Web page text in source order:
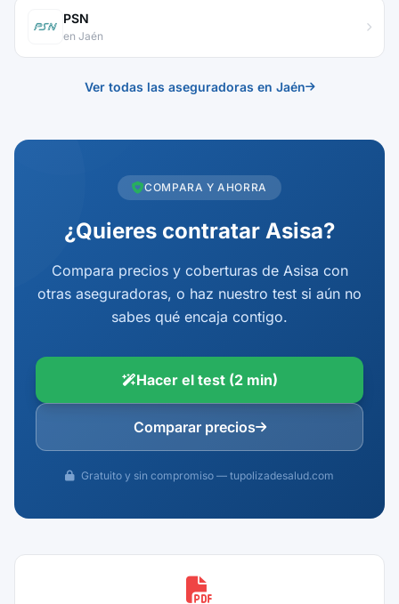
PSN
en Jaén
Ver todas las aseguradoras en Jaén
COMPARA Y AHORRA
¿Quieres contratar Asisa?
Compara precios y coberturas de Asisa con
otras aseguradoras, o haz nuestro test si aún no
sabes qué encaja contigo.
Hacer el test (2 min)
Comparar precios
Gratuito y sin compromiso — tupolizadesalud.com